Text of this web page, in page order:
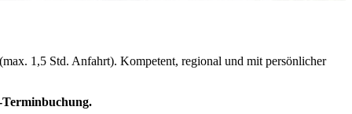
1,5 Std. Anfahrt). Kompetent, regional und mit persönlicher